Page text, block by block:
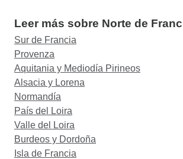
Leer más sobre Norte de
Sur de Francia
Provenza
Aquitania y Mediodía Pirineos
Alsacia y Lorena
Normandía
País del Loira
Valle del Loira
Burdeos y Dordoña
Isla de Francia